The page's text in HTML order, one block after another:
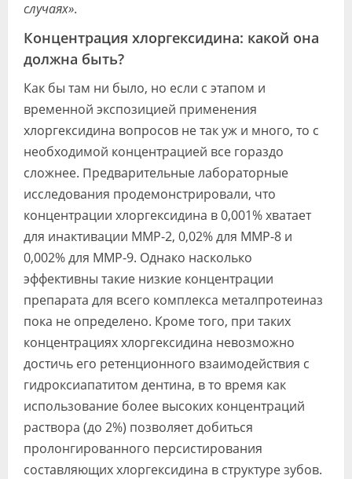
случаях».
Концентрация хлоргексидина: какой она
должна быть?
Как бы там ни было, но если с этапом и
временной экспозицией применения
хлоргексидина вопросов не так уж и много, то с
необходимой концентрацией все гораздо
сложнее. Предварительные лабораторные
исследования продемонстрировали, что
концентрации хлоргексидина в 0,001% хватает
для инактивации MMP-2, 0,02% для MMP-8 и
0,002% для MMP-9. Однако насколько
эффективны такие низкие концентрации
препарата для всего комплекса металпротеиназ
пока не определено. Кроме того, при таких
концентрациях хлоргексидина невозможно
достичь его ретенционного взаимодействия с
гидроксиапатитом дентина, в то время как
использование более высоких концентраций
раствора (до 2%) позволяет добиться
пролонгированного персистирования
составляющих хлоргексидина в структуре зубов.